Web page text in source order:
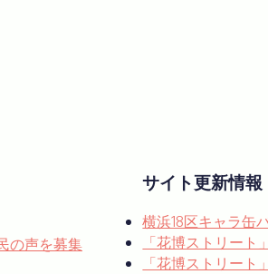
の声を募集
サイト更新情報
横浜18区キャラ缶
「花博ストリー
「花博ストリー